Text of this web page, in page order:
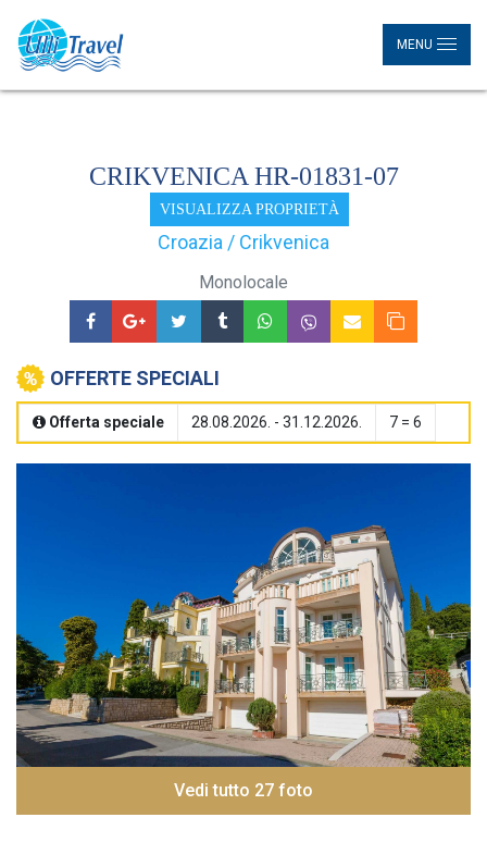
MENU
CRIKVENICA HR-01831-07
VISUALIZZA PROPRIETÀ
Croazia / Crikvenica
Monolocale
OFFERTE SPECIALI
Offerta speciale 28.08.2026. - 31.12.2026. 7 = 6
Vedi tutto 27 foto